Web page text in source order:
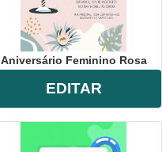
Aniversário Feminino Rosa
EDITAR